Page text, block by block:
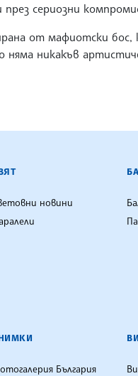
сериозни
от мафиотски бос,
няма никакъв
новини
България